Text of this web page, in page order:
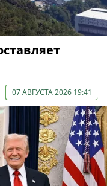
07 АВГУСТА 2026 19:41